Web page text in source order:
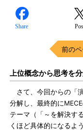
Share
前の
上位概念から思考を
さて、今回からの「
分解し、最終的に
テーマ（「～を解決す
くほど具体的になるよ